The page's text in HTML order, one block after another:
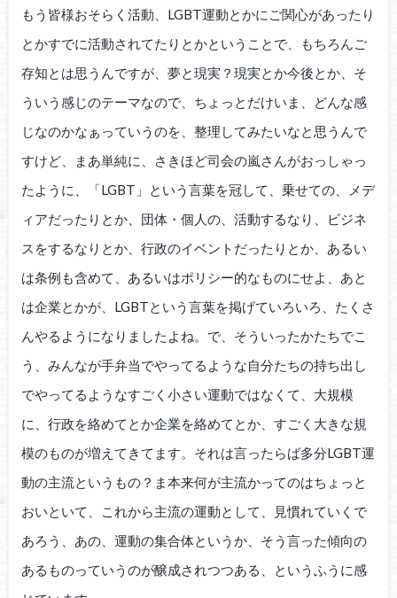
もう皆様おそらく活動、LGBT運動とかにご関心があったり
とかすでに活動されてたりとかということで、もちろんご
存知とは思うんですが、夢と現実？現実とか今後とか、そ
ういう感じのテーマなので、ちょっとだけいま、どんな感
じなのかなぁっていうのを、整理してみたいなと思うんで
すけど、まあ単純に、さきほど司会の嵐さんがおっしゃっ
たように、「LGBT」という言葉を冠して、乗せての、メデ
ィアだったりとか、団体・個人の、活動するなり、ビジネ
スをするなりとか、行政のイベントだったりとか、あるい
は条例も含めて、あるいはポリシー的なものにせよ、あと
は企業とかが、LGBTという言葉を掲げていろいろ、たくさ
んやるようになりましたよね。で、そういったかたちでこ
う、みんなが手弁当でやってるような自分たちの持ち出し
でやってるようなすごく小さい運動ではなくて、大規模
に、行政を絡めてとか企業を絡めてとか、すごく大きな規
模のものが増えてきてます。それは言ったらば多分LGBT運
動の主流というもの？ま本来何が主流かってのはちょっと
おいといて、これから主流の運動として、見慣れていくで
あろう、あの、運動の集合体というか、そう言った傾向の
あるものっていうのが醸成されつつある、というふうに感